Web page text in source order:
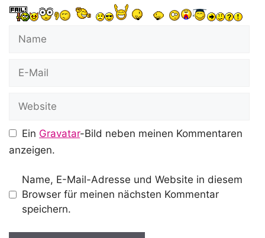
Mail
Ein Gravatar-Bild neben meinen Kommentaren
anzeigen.
Name, E-Mail-Adresse und Website in diesem
Browser für meinen nächsten Kommentar
speichern.